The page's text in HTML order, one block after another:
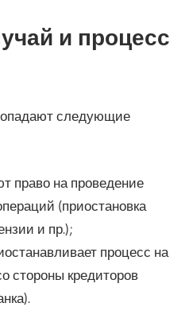
и процесс
следующие
право на проведение
(приостановка
и пр.);
процесс на
стороны кредиторов